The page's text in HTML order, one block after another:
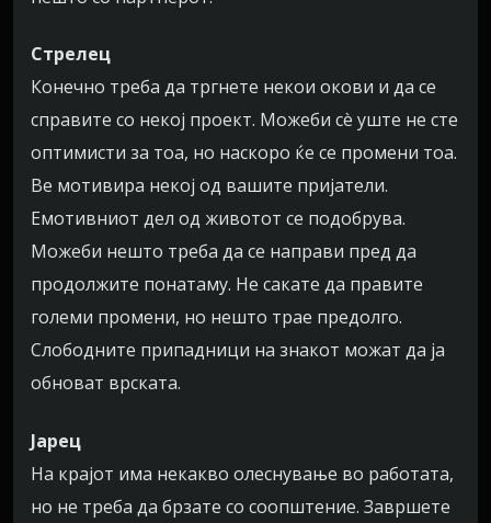
Стрелец
Конечно треба да тргнете некои окови и да се
справите со некој проект. Можеби сè уште не сте
оптимисти за тоа, но наскоро ќе се промени тоа.
Ве мотивира некој од вашите пријатели.
Емотивниот дел од животот се подобрува.
Можеби нешто треба да се направи пред да
продолжите понатаму. Не сакате да правите
големи промени, но нешто трае предолго.
Слободните припадници на знакот можат да ја
обноват врската.
Јарец
На крајот има некакво олеснување во работата,
но не треба да брзате со соопштение. Завршете